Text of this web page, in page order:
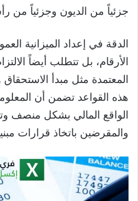
جزئياً من الديون وجزئياً من
الدقة في إعداد الميزانية
الأرقام، بل تتطلب أيضاً
المعتمدة مثل مبدأ الاستحقاق
هذه القواعد تضمن أن
الواقع المالي بشكل منصف
والمقرضين باتخاذ قرارات